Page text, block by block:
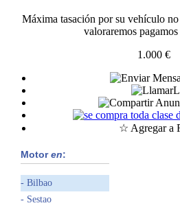
Máxima tasación por su vehículo
valoraremos
1.000 €
☆ Agregar a
Motoren:
Bilbao
Sestao